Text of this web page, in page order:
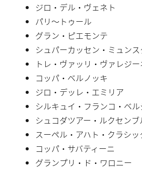
ジロ・デル・ヴェネト
パリ〜トゥール
グラン・ピエモンテ
シュパーカッセン・ミュン
トレ・ヴァッリ・ヴァレジー
コッパ・ベルノッキ
ジロ・デッレ・エミリア
シルキュイ・フランコ・ベル
シュコダツアー・ルクセンブ
スーペル・アハト・クラシッ
コッパ・サバティーニ
グランプリ・ド・ワロニー